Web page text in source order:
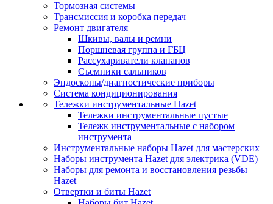
Тормозная системы
Трансмиссия и коробка передач
Ремонт двигателя
Шкивы, валы и ремни
Поршневая группа и ГБЦ
Рассухариватели клапанов
Съемники сальников
Эндоскопы/диагностические приборы
Система кондиционирования
Тележки инструментальные Hazet
Тележки инструментальные пустые
Тележк инструментальные с набором
инструмента
Инструментальные наборы Hazet для мастерских
Наборы инструмента Hazet для электрика (VDE)
Наборы для ремонта и восстановления резьбы
Hazet
Отвертки и биты Hazet